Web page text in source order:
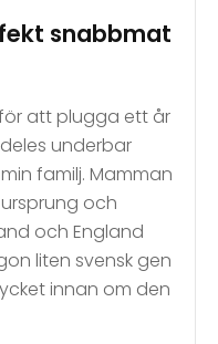
snabbmat
att plugga ett år
underbar
familj. Mamman
och
och England
liten svensk gen
innan om den